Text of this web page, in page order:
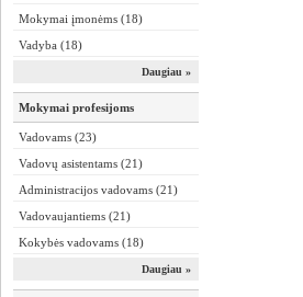
Mokymai įmonėms (18)
Vadyba (18)
Daugiau »
Mokymai profesijoms
Vadovams (23)
Vadovų asistentams (21)
Administracijos vadovams (21)
Vadovaujantiems (21)
Kokybės vadovams (18)
Daugiau »